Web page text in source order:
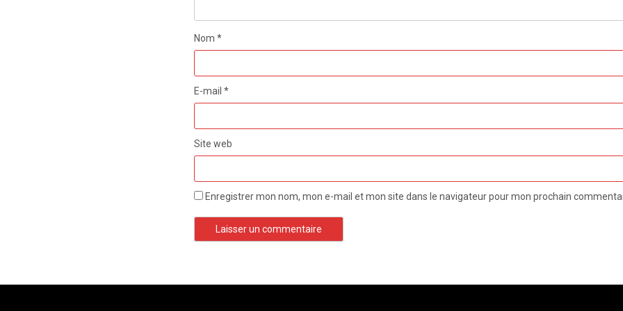
Nom *
E-mail *
Site web
Enregistrer mon nom, mon e-mail et mon site dans le navigateur pour mon prochain